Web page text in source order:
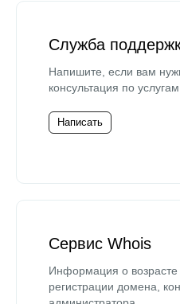
Служба
Напишите, если вам
консультация по услугам.
Написать
Сервис Whois
Информация о возрасте
регистрации домена,